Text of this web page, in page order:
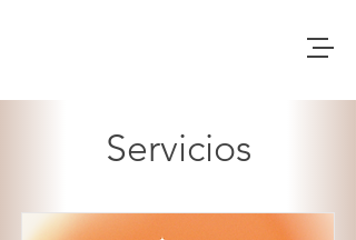
Servicios